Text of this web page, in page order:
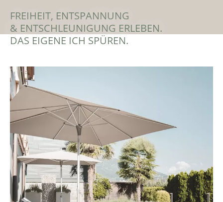
FREIHEIT, ENTSPANNUNG
& ENTSCHLEUNIGUNG ERLEBEN.
DAS EIGENE ICH SPÜREN.